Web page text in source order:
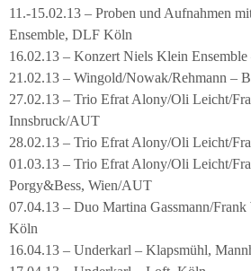
11.-15.02.13 – Proben und Aufnahmen
Ensemble, DLF Köln
16.02.13 – Konzert Niels Klein
21.02.13 – Wingold/Nowak/Rehmann –
27.02.13 – Trio Efrat Alony/Oli Leicht/
Innsbruck/AUT
28.02.13 – Trio Efrat Alony/Oli Leicht/
01.03.13 – Trio Efrat Alony/Oli Leicht/
Porgy&Bess, Wien/AUT
07.04.13 – Duo Martina Gassmann/
Köln
16.04.13 – Underkarl – Klapsmühl,